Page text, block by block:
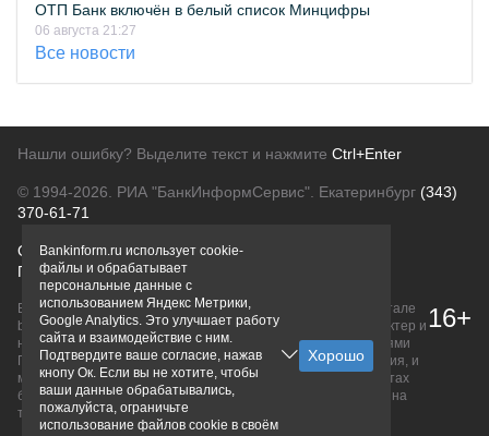
ОТП Банк включён в белый список Минцифры
06 августа 21:27
Все новости
Нашли ошибку? Выделите текст и нажмите Ctrl+Enter
© 1994-2026. РИА "БанкИнформСервис". Екатеринбург (343)
370-61-71
О проектеПолитика конфиденциальности
Правовая информацияДля рекламодателей
Вся информация о продуктах банков, размещенная на портале
bankinform.ru, носит исключительно ознакомительный характер и
не является публичной офертой, определяемой положениями
ГК РФ. Информация не содержит точного и полного описания, и
может быть изменена. Конечные условия уточняйте на сайтах
банков или при личном обращении. Исключительное право на
товарные знаки принадлежит их правообладателям.
16+
Bankinform.ru использует cookie-
файлы и обрабатывает
персональные данные с
использованием Яндекс Метрики,
Google Analytics. Это улучшает работу
сайта и взаимодействие с ним.
Подтвердите ваше согласие, нажав
кнопу Ок. Если вы не хотите, чтобы
ваши данные обрабатывались,
пожалуйста, ограничьте
использование файлов cookie в своём